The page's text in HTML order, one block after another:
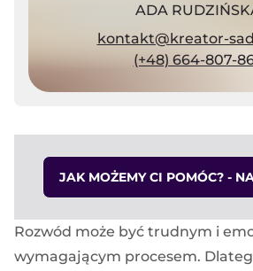
ADA
kontakt@kreator-
(+48) 664-807-
JAK MOŻEMY CI POMÓC? -
Rozwód może być trudnym i
wymagającym procesem.